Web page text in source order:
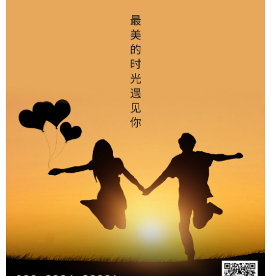
温变粉可以做防伪标签、温变防伪吗... 2026-08-05